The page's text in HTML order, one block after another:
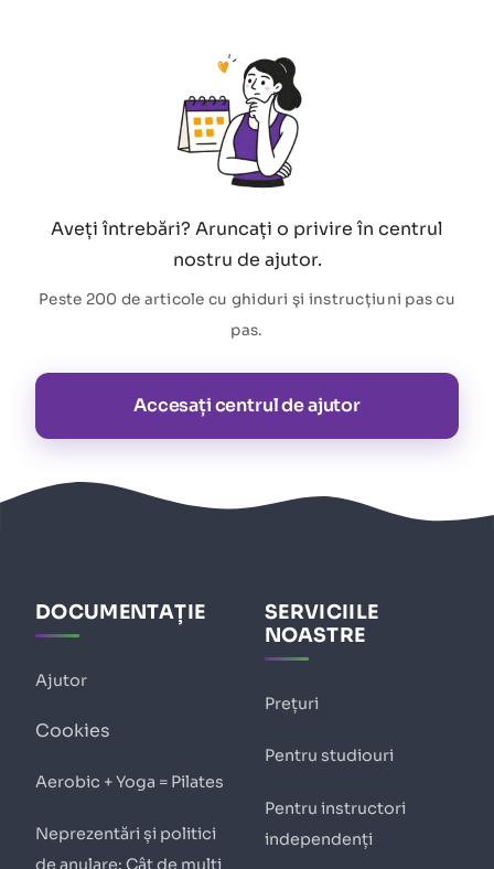
Aveți întrebări? Aruncați o privire în centrul
nostru de ajutor.
Peste 200 de articole cu ghiduri și instrucțiuni pas cu
pas.
Accesați centrul de ajutor
DOCUMENTAȚIE
Ajutor
Cookies
Aerobic + Yoga = Pilates
Neprezentări și politici
de anulare: Cât de mulți
SERVICIILE
NOASTRE
Prețuri
Pentru studiouri
Pentru instructori
independenți